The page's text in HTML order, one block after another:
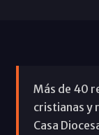
Más de 40
cristianas y
Casa